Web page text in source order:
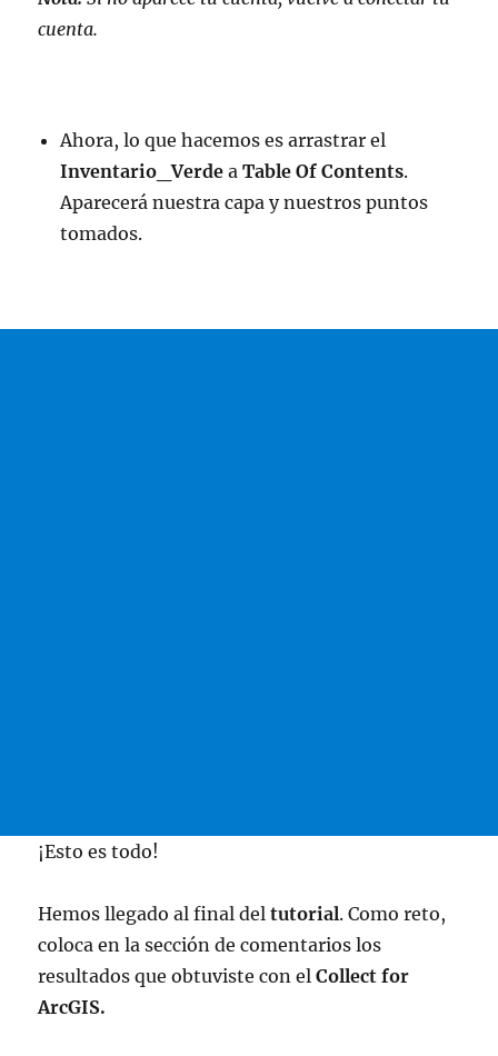
cuenta.
Ahora, lo que hacemos es arrastrar el
Inventario_Verde aTable Of Contents.
Aparecerá nuestra capa y nuestros puntos
tomados.
¡Esto es todo!
Hemos llegado al final deltutorial. Como reto,
coloca en la sección de comentarios los
resultados que obtuviste con elCollect for
ArcGIS.